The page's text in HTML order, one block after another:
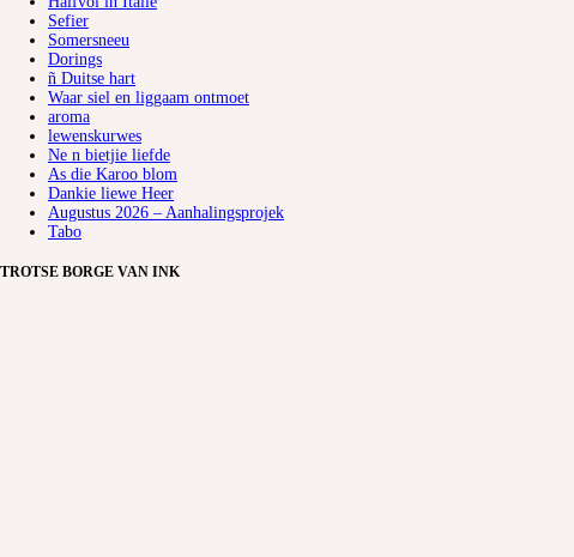
Sefier
Somersneeu
Dorings
ñ Duitse hart
Waar siel en liggaam ontmoet
aroma
lewenskurwes
Ne n bietjie liefde
As die Karoo blom
Dankie liewe Heer
Augustus 2026 – Aanhalingsprojek
Tabo
TROTSE BORGE VAN INK